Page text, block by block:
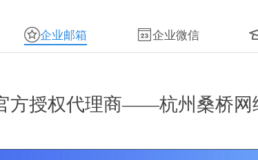
企业邮箱 企业微信
方授权代理商——杭州桑桥网